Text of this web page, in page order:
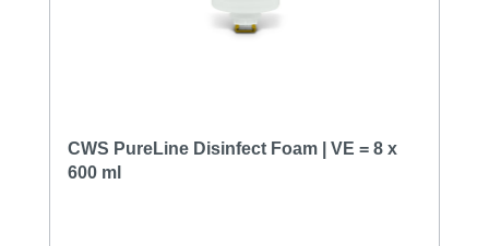
CWS PureLine Disinfect Foam | VE = 8 x
600 ml